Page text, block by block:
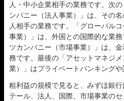
人・中小企業相手の業務です。次
ンパニー（法人事業）」は、その
人相手の業務です。「グローバル
事業）」は、外国との国際的な業
ツカンパニー（市場事業）」は、
務です。最後の「アセットマネジ
業）」はプライベートバンキングや
粗利益の規模で見ると、みずほ銀
テール、法人、国際、市場事業の